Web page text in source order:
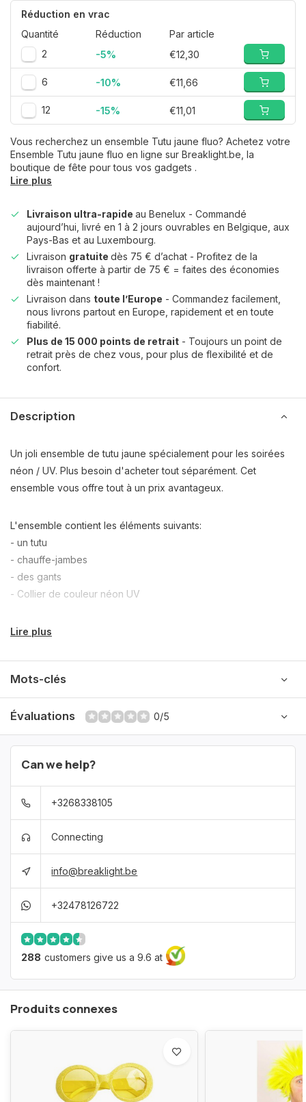
Réduction en vrac
Quantité
Réduction
Par article
2
-5% €12,30
6 -10% €11,66
12 -15% €11,01
Vous recherchez un ensemble Tutu jaune fluo? Achetez votre
Ensemble Tutu jaune fluo en ligne sur Breaklight.be, la
boutique de fête pour tous vos gadgets .
Lire plus
Livraison ultra-rapide au Benelux - Commandé
aujourd’hui, livré en 1 à 2 jours ouvrables en Belgique, aux
Pays-Bas et au Luxembourg.
Livraison gratuite dès 75 € d’achat - Profitez de la
livraison offerte à partir de 75 € = faites des économies
dès maintenant !
Livraison dans toute l’Europe - Commandez facilement,
nous livrons partout en Europe, rapidement et en toute
fiabilité.
Plus de 15 000 points de retrait - Toujours un point de
retrait près de chez vous, pour plus de flexibilité et de
confort.
Description
Un joli ensemble de tutu jaune spécialement pour les soirées
néon / UV. Plus besoin d'acheter tout séparément. Cet
ensemble vous offre tout à un prix avantageux.
L'ensemble contient les éléments suivants:
- un tutu
- chauffe-jambes
- des gants
- Collier de couleur néon UV
Lire plus
Mots-clés
Évaluations 0/5
Can we help?
+3268338105
Connecting
info@breaklight.be
+32478126722
288 customers give us a 9.6 at
Produits connexes